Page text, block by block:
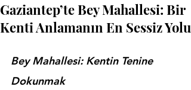
Gaziantep’te Bey Mahallesi: Bir
Kenti Anlamanın En Sessiz Yolu
Bey Mahallesi: Kentin Tenine
Dokunmak